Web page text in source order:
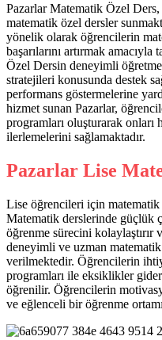
Pazarlar Matematik Özel
matematik özel dersler
yönelik olarak öğrencilerin
başarılarını artırmak
Özel Dersin deneyimli
stratejileri konusunda destek
performans göstermelerine
hizmet sunan Pazarlar,
programları oluşturarak onları
ilerlemelerini sağlamaktadır.
Pazarlar Lise
Lise öğrencileri için matematik
Matematik derslerinde güçlük
öğrenme sürecini kolaylaştırır
deneyimli ve uzman
verilmektedir. Öğrencilerin
programları ile eksiklikler
öğrenilir. Öğrencilerin
ve eğlenceli bir öğrenme